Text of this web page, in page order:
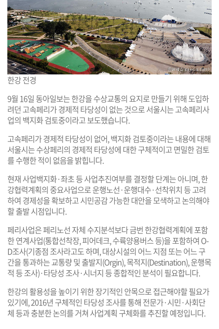
한강 전경
9월 16일 동아일보는 한강을 수상교통의 요지로 만들기 위해 도입하
려던 고속페리가 경제적 타당성이 없는 것으로 서울시는 고속페리사
업의 백지화 검토중이라고 보도했습니다.
고속페리가 경제적 타당성이 없어, 백지화 검토중이라는 내용에 대해
서울시는 수상페리의 경제적 타당성에 대한 구체적이고 면밀한 검토
를 수행한 적이 없음을 밝힙니다.
현재 사업백지화·좌초 등 사업추진여부를 결정할 단계는 아니며, 한
강협력계획의 중요사업으로 운행노선·운행대수·선착위치 등 고려
하여 경제성을 확보하고 시민공감 가능한 대안을 모색하고 논의해야
할 출발 시점입니다.
페리사업은 페리노선 자체 수지분석보다 금번 한강협력계획에 포함
한 연계사업(통합선착장, 피어데크, 수륙양용버스 등)을 포함하여 O-
D조사(기종점 조사라고도 하며, 대상시설의 어느 지점 또는 어느 구
간을 통과하는 교통량 및 출발지(Orgin), 목적지(Destination), 운행목
적 등 조사)·타당성 조사·시너지 등 종합적인 분석이 필요합니다.
한강의 활용성을 높이기 위한 장기적인 안목으로 접근해야할 필요가
있기에, 2016년 구체적인 타당성 조사를 통해 전문가·시민·사회단
체 등과 충분한 논의를 거쳐 사업계획 구체화를 추진할 예정입니다.